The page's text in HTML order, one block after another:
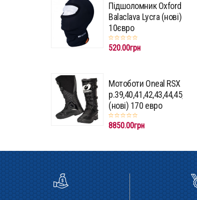
Підшоломник Oxford
Balaclava Lycra (нові)
10євро
520.00грн
Мотоботи Oneal RSX
p.39,40,41,42,43,44,45,46,47
(нові) 170 евро
8850.00грн